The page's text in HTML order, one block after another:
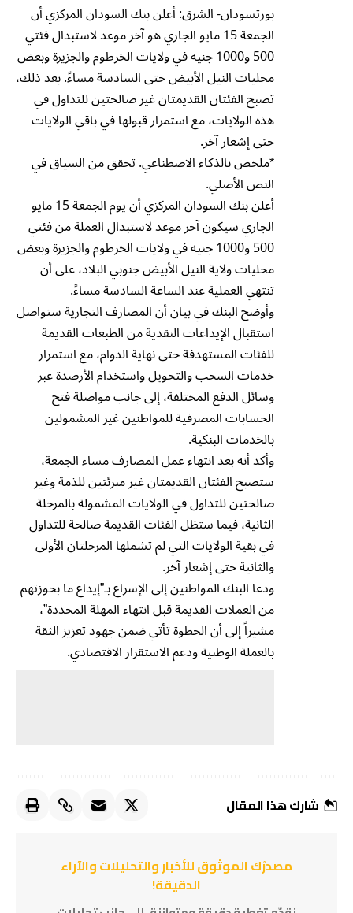
بورتسودان- الشرق: أعلن بنك السودان المركزي أن
الجمعة 15 مايو الجاري هو آخر موعد لاستبدال فئتي
500 و1000 جنيه في ولايات الخرطوم والجزيرة وبعض
محليات النيل الأبيض حتى السادسة مساءً. بعد ذلك،
تصبح الفئتان القديمتان غير صالحتين للتداول في
هذه الولايات، مع استمرار قبولها في باقي الولايات
حتى إشعار آخر.
*ملخص بالذكاء الاصطناعي. تحقق من السياق في
النص الأصلي.
أعلن بنك السودان المركزي أن يوم الجمعة 15 مايو
الجاري سيكون آخر موعد لاستبدال العملة من فئتي
500 و1000 جنيه في ولايات الخرطوم والجزيرة وبعض
محليات ولاية النيل الأبيض جنوبي البلاد، على أن
تنتهي العملية عند الساعة السادسة مساءً.
وأوضح البنك في بيان أن المصارف التجارية ستواصل
استقبال الإيداعات النقدية من الطبعات القديمة
للفئات المستهدفة حتى نهاية الدوام، مع استمرار
خدمات السحب والتحويل واستخدام الأرصدة عبر
وسائل الدفع المختلفة، إلى جانب مواصلة فتح
الحسابات المصرفية للمواطنين غير المشمولين
بالخدمات البنكية.
وأكد أنه بعد انتهاء عمل المصارف مساء الجمعة،
ستصبح الفئتان القديمتان غير مبرئتين للذمة وغير
صالحتين للتداول في الولايات المشمولة بالمرحلة
الثانية، فيما ستظل الفئات القديمة صالحة للتداول
في بقية الولايات التي لم تشملها المرحلتان الأولى
والثانية حتى إشعار آخر.
ودعا البنك المواطنين إلى الإسراع بـ”إيداع ما بحوزتهم
من العملات القديمة قبل انتهاء المهلة المحددة”،
مشيراً إلى أن الخطوة تأتي ضمن جهود تعزيز الثقة
بالعملة الوطنية ودعم الاستقرار الاقتصادي.
شارك هذا المقال
مصدرُك الموثوق للأخبار والتحليلات والآراء
الدقيقة!